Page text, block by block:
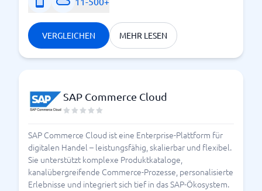
VERGLEICHEN MEHR LESEN
SAP Commerce Cloud
SAP Commerce Cloud ist eine Enterprise-Plattform für
digitalen Handel – leistungsfähig, skalierbar und flexibel.
Sie unterstützt komplexe Produktkataloge,
kanalübergreifende Commerce-Prozesse, personalisierte
Erlebnisse und integriert sich tief in das SAP-Ökosystem.